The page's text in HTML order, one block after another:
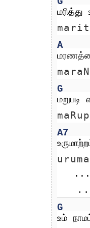
மரித்து
A
G
மறுபடி
A7
G
உம்